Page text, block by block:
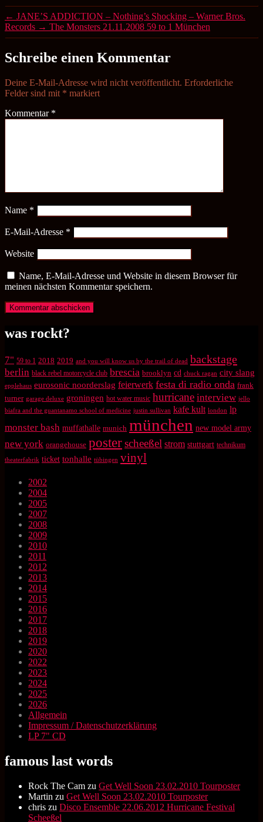
← JANE’S ADDICTION – Nothing’s Shocking – Warner Bros.
Records → The Monsters 21.11.2008 59 to 1 München
Schreibe einen Kommentar
Deine E-Mail-Adresse wird nicht veröffentlicht. Erforderliche
Felder sind mit * markiert
Kommentar *
Name *
E-Mail-Adresse *
Website
Name, E-Mail-Adresse und Website in diesem Browser für
meinen nächsten Kommentar speichern.
was rockt?
7" 59 to 1 2018 2019 and you will know us by the trail of dead backstage
berlin black rebel motorcycle club brescia brooklyn cd chuck ragan city slang
epplehaus eurosonic noorderslag feierwerk festa di radio onda frank
turner garage deluxe groningen hot water music hurricane interview jello
biafra and the guantanamo school of medicine justin sullivan kafe kult london lp
monster bash muffathalle munich münchen new model army
new york orangehouse posterscheeßel strom stuttgart technikum
theaterfabrik ticket tonhalle tübingen vinyl
2002
2004
2005
2007
2008
2009
2010
2011
2012
2013
2014
2015
2016
2017
2018
2019
2020
2022
2023
2024
2025
2026
Allgemein
Impressum / Datenschutzerklärung
LP 7" CD
famous last words
Rock The Cam zu Get Well Soon 23.02.2010 Tourposter
Martin zu Get Well Soon 23.02.2010 Tourposter
chris zu Disco Ensemble 22.06.2012 Hurricane Festival
Scheeßel